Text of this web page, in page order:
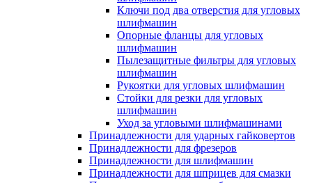
Ключи под два отверстия для угловых
шлифмашин
Опорные фланцы для угловых
шлифмашин
Пылезащитные фильтры для угловых
шлифмашин
Рукоятки для угловых шлифмашин
Стойки для резки для угловых
шлифмашин
Уход за угловыми шлифмашинами
Принадлежности для ударных гайковертов
Принадлежности для фрезеров
Принадлежности для шлифмашин
Принадлежности для шприцев для смазки